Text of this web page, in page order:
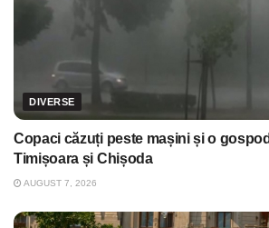
DIVERSE
Copaci căzuți peste mașini și o
Timișoara și Chișoda
AUGUST 7, 2026